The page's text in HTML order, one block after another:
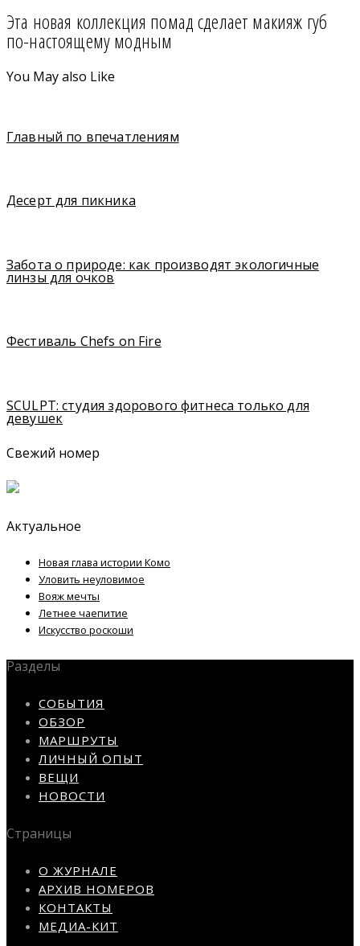
Эта новая коллекция помад сделает макияж губ
по-настоящему модным
You May also Like
Главный по впечатлениям
Десерт для пикника
Забота о природе: как производят экологичные
линзы для очков
Фестиваль Chefs on Fire
SCULPT: студия здорового фитнеса только для
девушек
Свежий номер
Актуальное
Новая глава истории Комо
Уловить неуловимое
Вояж мечты
Летнее чаепитие
Искусство роскоши
Разделы
СОБЫТИЯ
ОБЗОР
МАРШРУТЫ
ЛИЧНЫЙ ОПЫТ
ВЕЩИ
НОВОСТИ
Страницы
О ЖУРНАЛЕ
АРХИВ НОМЕРОВ
КОНТАКТЫ
МЕДИА-КИТ